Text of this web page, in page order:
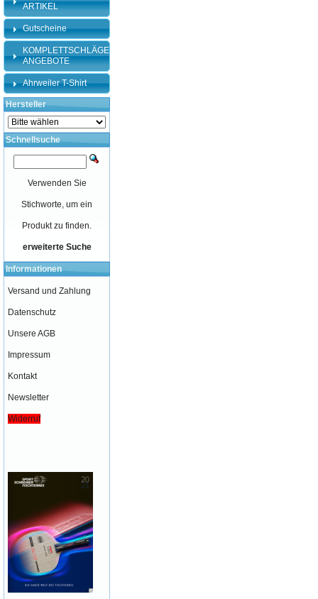
ARTIKEL
Gutscheine
KOMPLETTSCHLÄGER-
ANGEBOTE
Ahrweiler T-Shirt
Hersteller
Schnellsuche
Verwenden Sie
Stichworte, um ein
Produkt zu finden.
erweiterte Suche
Informationen
Versand und Zahlung
Datenschutz
Unsere AGB
Impressum
Kontakt
Newsletter
Widerruf